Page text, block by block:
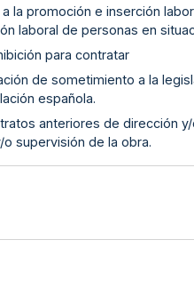
la promoción e inserción
laboral de personas en
para contratar
de sometimiento a la
española.
anteriores de dirección
supervisión de la obra.